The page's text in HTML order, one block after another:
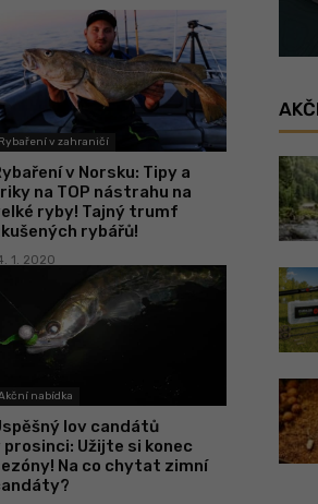
Rybaření v zahraničí
v Norsku: Tipy a
na TOP nástrahu na
ryby! Tajný trumf
rybářů!
1. 2020
nabídka
lov candátů
prosinci: Užijte si konec
Na co chytat zimní